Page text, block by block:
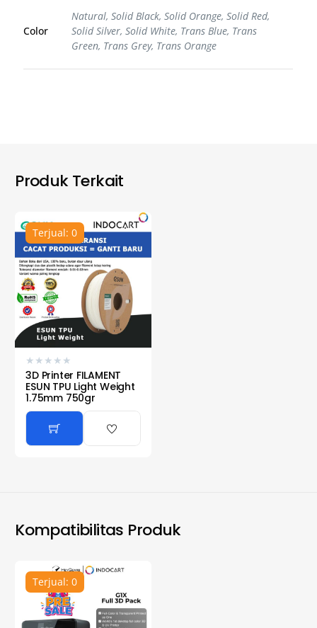
Color
Natural, Solid Black, Solid Orange, Solid Red,
Solid Silver, Solid White, Trans Blue, Trans
Green, Trans Grey, Trans Orange
Produk Terkait
Terjual: 0
★ ★ ★ ★ ★
3D Printer FILAMENT
ESUN TPU Light Weight
1.75mm 750gr
Kompatibilitas Produk
Terjual: 0